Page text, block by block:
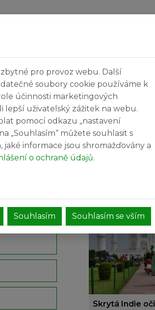
Pátek 07. 08. 2026,
Služby v MČ Kontakty
Skrytá Indie
pro provoz webu. Další
soubory cookie používáme k
účinnosti marketingových
lepší uživatelský zážitek na webu.
pomocí odkazu „nastavení
„Souhlasím“ můžete souhlasit s
informace jsou shromažďovány a
o ochraně údajů.
Souhlasím Souhlasím se vším